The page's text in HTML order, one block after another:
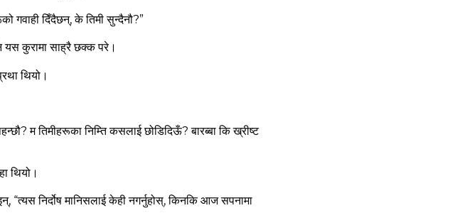
गवाही दिँदैछन्, के तिमी सुन्‍दैनौ?”
यस कुरामा साह्रै छक्‍क परे।
थियो।
म तिमीहरूका निम्‍ति कसलाई छोडिदिऊँ? बारब्‍बा कि ख्रीष्‍ट
थियो।
निर्दोष मानिसलाई केही नगर्नुहोस्, किनकि आज सपनामा